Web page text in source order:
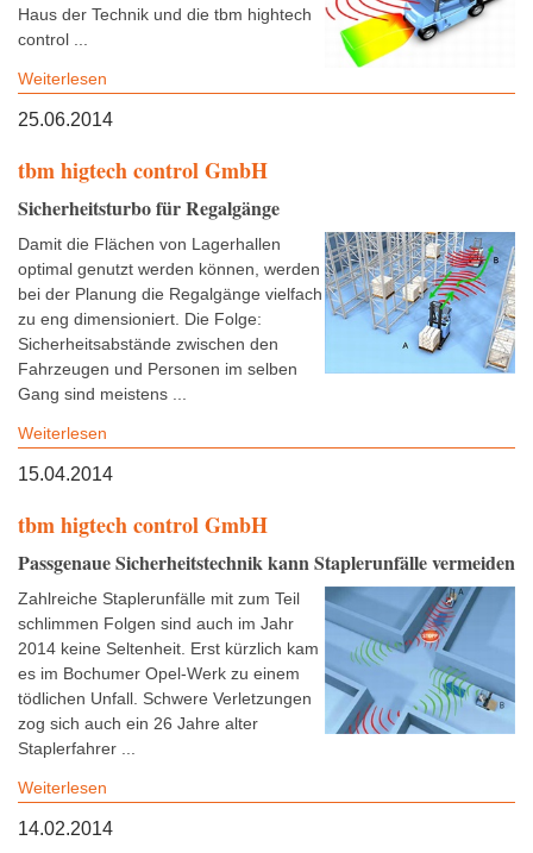
Haus der Technik und die tbm hightech
control ...
Weiterlesen
25.06.2014
tbm higtech control GmbH
Sicherheitsturbo für Regalgänge
Damit die Flächen von Lagerhallen
optimal genutzt werden können, werden
bei der Planung die Regalgänge vielfach
zu eng dimensioniert. Die Folge:
Sicherheitsabstände zwischen den
Fahrzeugen und Personen im selben
Gang sind meistens ...
Weiterlesen
15.04.2014
tbm higtech control GmbH
Passgenaue Sicherheitstechnik kann Staplerunfälle vermeiden
Zahlreiche Staplerunfälle mit zum Teil
schlimmen Folgen sind auch im Jahr
2014 keine Seltenheit. Erst kürzlich kam
es im Bochumer Opel-Werk zu einem
tödlichen Unfall. Schwere Verletzungen
zog sich auch ein 26 Jahre alter
Staplerfahrer ...
Weiterlesen
14.02.2014